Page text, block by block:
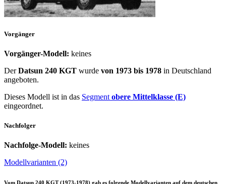
Vorgänger
Vorgänger-Modell: keines
DerDatsun 240 KGT wurde von 1973 bis 1978 in Deutschland
angeboten.
Dieses Modell ist in das Segment obere Mittelklasse (E)
eingeordnet.
Nachfolger
Nachfolge-Modell: keines
Modellvarianten (2)
Vom Datsun 240 KGT (1973-1978) gab es folgende Modellvarianten auf dem deutschen